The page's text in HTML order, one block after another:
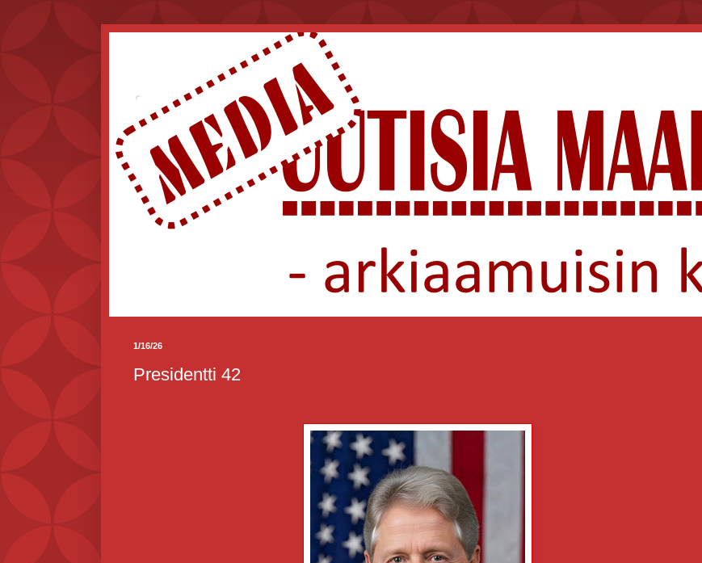
.
1/16/26
Presidentti 42